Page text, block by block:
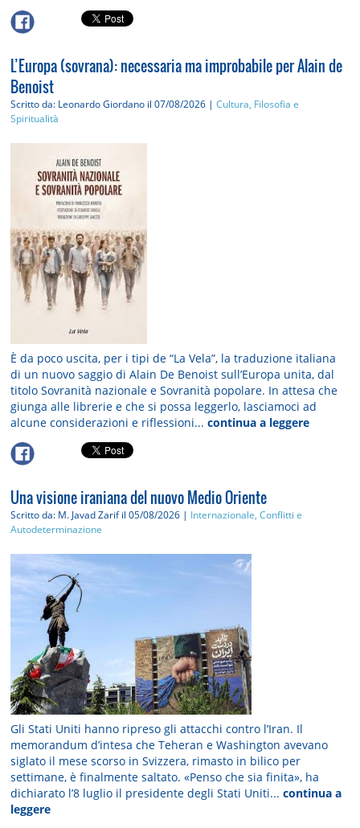
L’Europa (sovrana): necessaria ma improbabile per Alain de
Benoist
Scritto da: Leonardo Giordano il 07/08/2026 |Cultura, Filosofia e
Spiritualità
È da poco uscita, per i tipi de “La Vela”, la traduzione italiana
di un nuovo saggio di Alain De Benoist sull’Europa unita, dal
titolo Sovranità nazionale e Sovranità popolare. In attesa che
giunga alle librerie e che si possa leggerlo, lasciamoci ad
alcune considerazioni e riflessioni...continua a leggere
Una visione iraniana del nuovo Medio Oriente
Scritto da: M. Javad Zarif il 05/08/2026 | Internazionale, Conflitti e
Autodeterminazione
Gli Stati Uniti hanno ripreso gli attacchi contro l’Iran. Il
memorandum d’intesa che Teheran e Washington avevano
siglato il mese scorso in Svizzera, rimasto in bilico per
settimane, è finalmente saltato. «Penso che sia finita», ha
dichiarato l’8 luglio il presidente degli Stati Uniti...continua a
leggere